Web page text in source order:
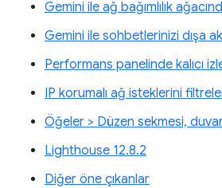
Gemini ile ağ bağımlılık
Gemini ile sohbetlerinizi dışa
Performans panelinde kalıcı
IP korumalı ağ isteklerini
Öğeler > Düzen sekmesi,
Lighthouse 12.8.2
Diğer öne çıkanlar